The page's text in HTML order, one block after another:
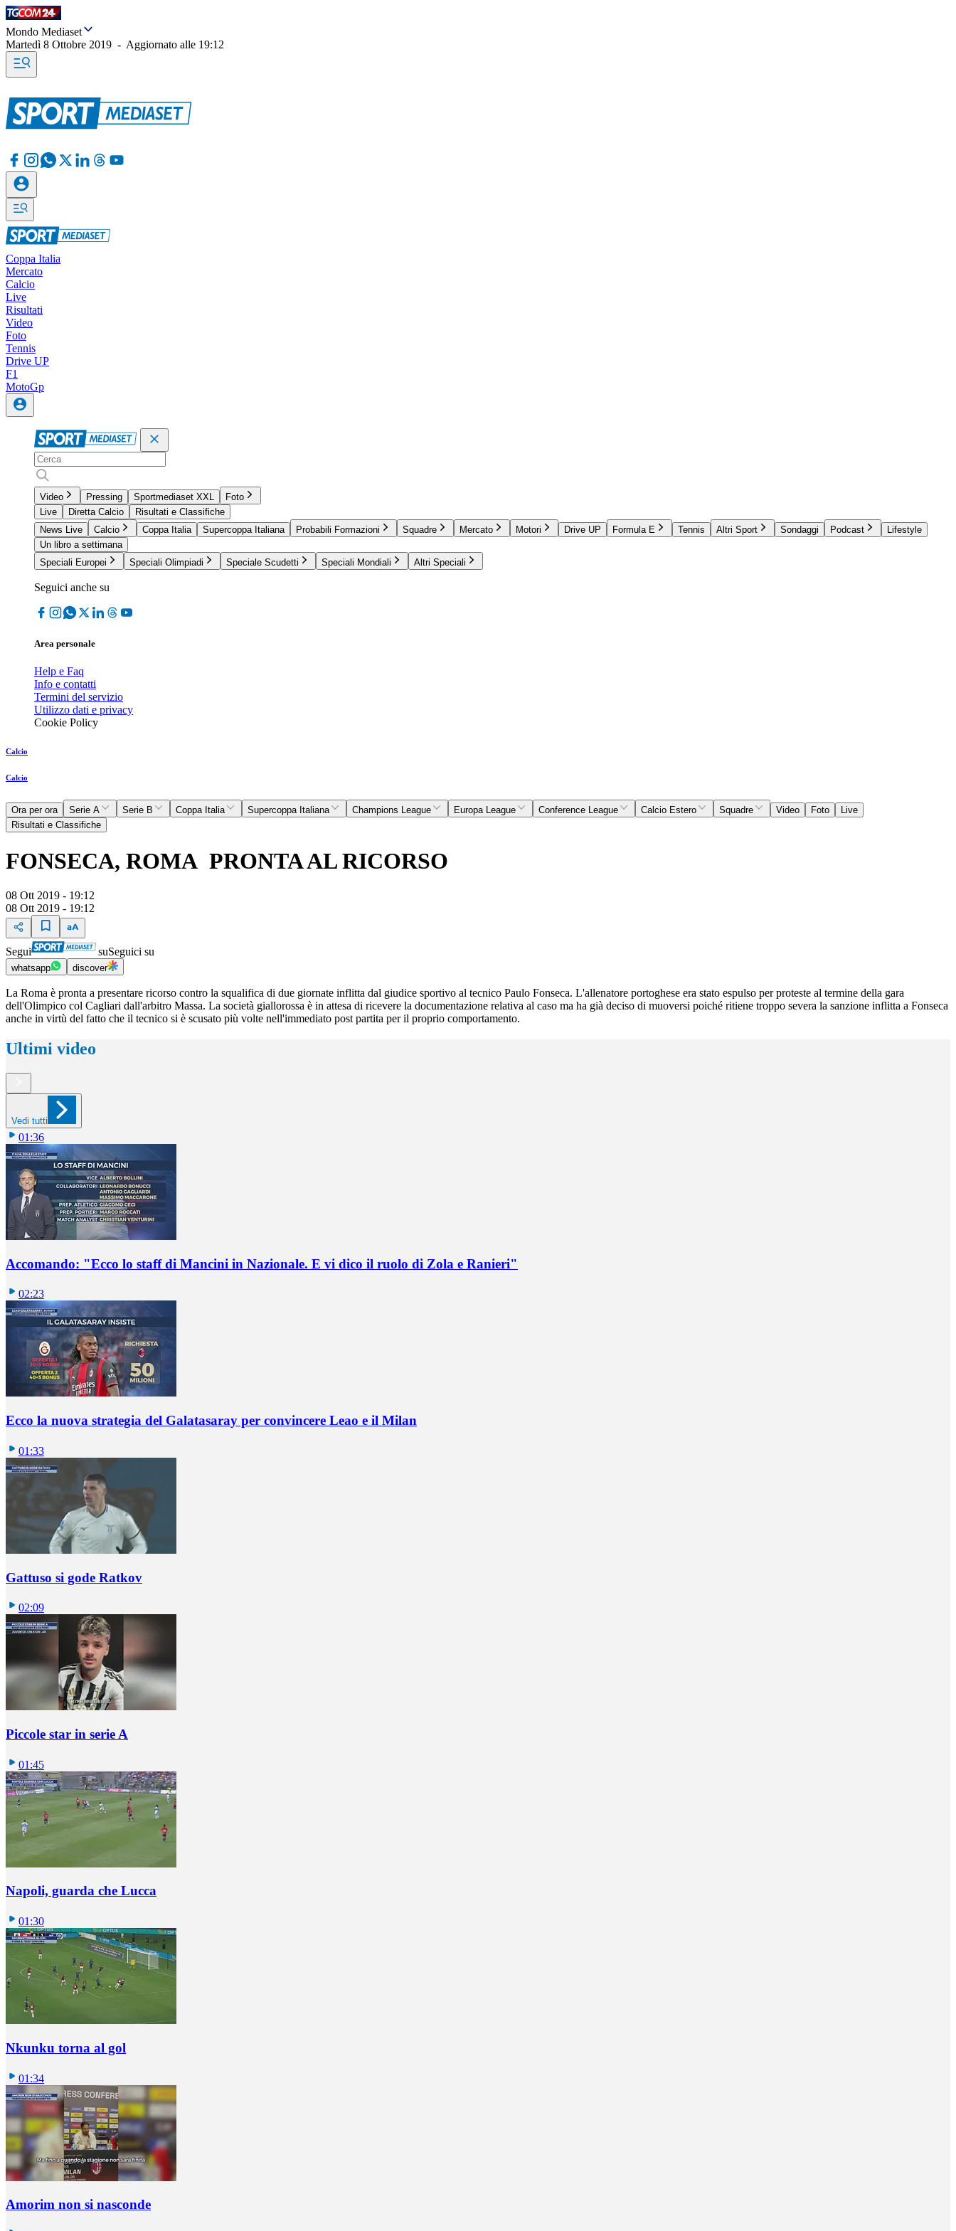
Mondo Mediaset
Martedì 8 Ottobre 2019 - Aggiornato alle 19:12
Coppa Italia
Mercato
Calcio
Live
Risultati
Video
Foto
Tennis
Drive UP
F1
MotoGp
Video Pressing Sportmediaset XXL
Foto
Live
Diretta Calcio
Risultati e Classifiche
News Live
Calcio Coppa Italia Supercoppa Italiana Probabili Formazioni Squadre Mercato Motori Drive UP Formula E Tennis Altri Sport Sondaggi Podcast
Lifestyle
Un libro a settimana
Speciali Europei
Speciali Olimpiadi Speciale Scudetti Speciali Mondiali Altri Speciali
Seguici anche su
Area personale
Help e Faq
Info e contatti
Termini del servizio
Utilizzo dati e privacy
Cookie Policy
Calcio
Calcio
Ora per ora Serie A Serie B Coppa Italia Supercoppa Italiana Champions League Europa League Conference League Calcio Estero Squadre Video Foto
Live
Risultati e Classifiche
FONSECA, ROMA PRONTA AL RICORSO
08 Ott 2019 - 19:12
08 Ott 2019 - 19:12
Segui suSeguici su
whatsapp discover
La Roma è pronta a presentare ricorso contro la squalifica di due giornate inflitta dal giudice sportivo al tecnico Paulo Fonseca. L'allenatore portoghese era stato espulso per proteste al termine della gara
dell'Olimpico col Cagliari dall'arbitro Massa. La società giallorossa è in attesa di ricevere la documentazione relativa al caso ma ha già deciso di muoversi poiché ritiene troppo severa la sanzione inflitta a Fonseca
anche in virtù del fatto che il tecnico si è scusato più volte nell'immediato post partita per il proprio comportamento.
Ultimi video
Vedi tutti
01:36
Accomando: "Ecco lo staff di Mancini in Nazionale. E vi dico il ruolo di Zola e Ranieri"
02:23
Ecco la nuova strategia del Galatasaray per convincere Leao e il Milan
01:33
Gattuso si gode Ratkov
02:09
Piccole star in serie A
01:45
Napoli, guarda che Lucca
01:30
Nkunku torna al gol
01:34
Amorim non si nasconde